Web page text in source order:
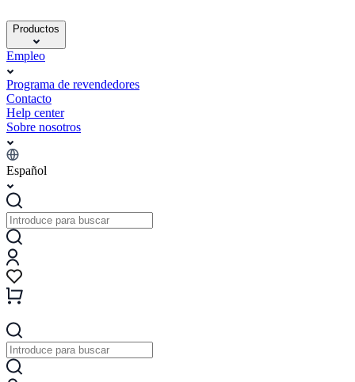
Productos
Empleo
Programa de revendedores
Contacto
Help center
Sobre nosotros
Español